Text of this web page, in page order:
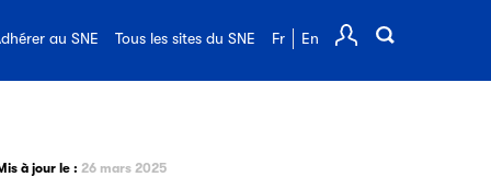
au SNE Tous les sites du SNE Fr En
à jour le : 26 mars 2025